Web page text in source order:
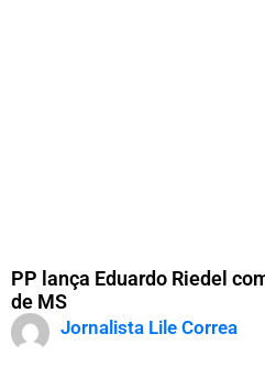
PP lança Eduardo Riedel
de MS
Jornalista Lile Correa